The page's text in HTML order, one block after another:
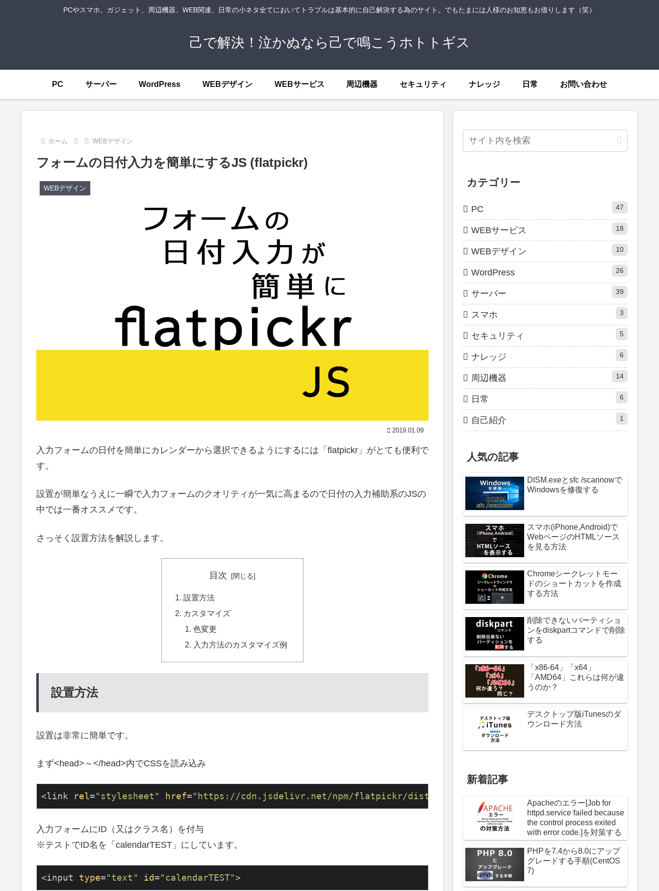
PCやスマホ、ガジェット、周辺機器、WEB関連、日常の小ネタ全てにおいてトラブルは基本的に自己解決する為のサイト。でもたまには人様のお知恵もお借りします（笑）
己で解決！泣かぬなら己で鳴こうホトトギス
PC サーバー WordPress WEBデザイン WEBサービス 周辺機器 セキュリティ ナレッジ 日常 お問い合わせ
ホーム WEBデザイン
フォームの日付入力を簡単にするJS (flatpickr)
WEBデザイン
2019.01.09
入力フォームの日付を簡単にカレンダーから選択できるようにするには「flatpickr」がとても便利で
す。
設置が簡単なうえに一瞬で入力フォームのクオリティが一気に高まるので日付の入力補助系のJSの
中では一番オススメです。
さっそく設置方法を解説します。
目次
設置方法
カスタマイズ
色変更
入力方法のカスタマイズ例
設置方法
設置は非常に簡単です。
まず<head>～</head>内でCSSを読み込み
<link rel="stylesheet" href="https://cdn.jsdelivr.net/npm/flatpickr/dist/flatpickr.min.css"
入力フォームにID（又はクラス名）を付与
※テストでID名を「calendarTEST」にしています。
<input type="text" id="calendarTEST">
カテゴリー
PC 47
WEBサービス 18
WEBデザイン 10
WordPress 26
サーバー 39
スマホ 3
セキュリティ 5
ナレッジ 6
周辺機器 14
日常 6
自己紹介 1
人気の記事
DISM.exeとsfc /scannowで
Windowsを修復する
スマホ(iPhone,Android)で
WebページのHTMLソース
を見る方法
Chromeシークレットモー
ドのショートカットを作成
する方法
削除できないパーティショ
ンをdiskpartコマンドで削除
する
「x86-64」「x64」
「AMD64」これらは何が違
うのか？
デスクトップ版iTunesのダ
ウンロード方法
新着記事
Apacheのエラー[Job for
httpd.service failed because
the control process exited
with error code.]を対策する
PHPを7.4から8.0にアップ
グレードする手順(CentOS
7)